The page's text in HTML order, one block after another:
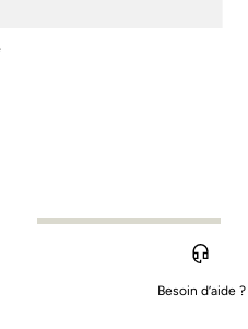
Besoin d’aide ?